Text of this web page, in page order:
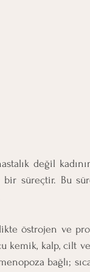
değil
bir süreçtir. Bu
östrojen ve
kemik, kalp, cilt
bağlı;